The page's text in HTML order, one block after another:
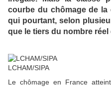
courbe du chômage de la
qui pourtant, selon
que le tiers du nombre
LCHAM/SIPA
Le chômage en France